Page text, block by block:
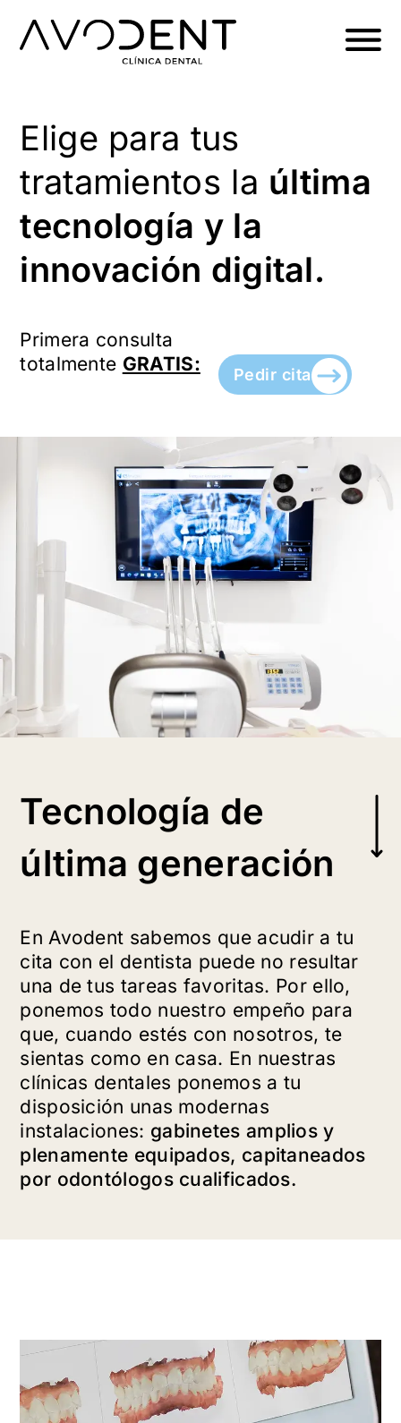
contenido
Elige para tus
tratamientos la última
tecnología y la
innovación digital.
Primera consulta
totalmente GRATIS: Pedir cita
En Avodent sabemos que acudir a tu
cita con el dentista puede no resultar
una de tus tareas favoritas. Por ello,
ponemos todo nuestro empeño para
que, cuando estés con nosotros, te
sientas como en casa. En nuestras
clínicas dentales ponemos a tu
disposición unas modernas
instalaciones: gabinetes amplios y
plenamente equipados, capitaneados
por odontólogos cualificados.
Tecnología de
última generación